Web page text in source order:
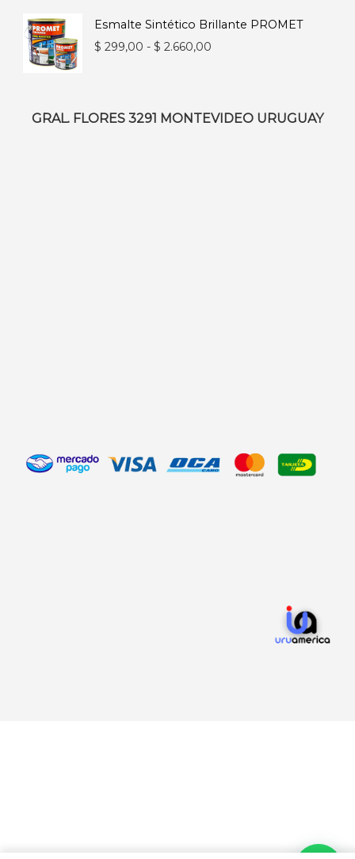
$ 1.722,00
$ 2.405,00
Esmalte Sintético Brillante PROMET
$ 299,00 - $ 2.660,00
desde
GRAL. FLORES 3291 MONTEVIDEO URUGUAY